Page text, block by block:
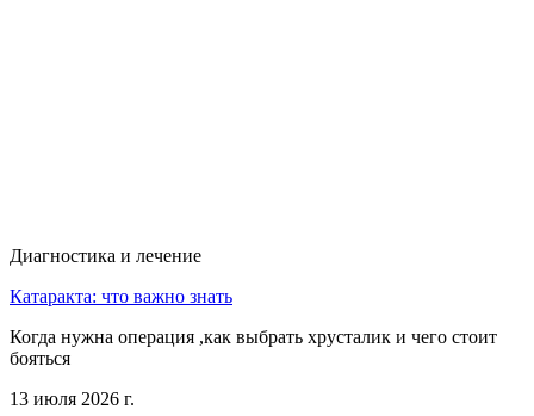
Диагностика и лечение
Катаракта: что важно знать
Когда нужна операция ,как выбрать хрусталик и чего стоит
бояться
13 июля 2026 г.